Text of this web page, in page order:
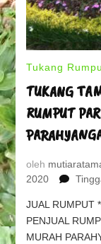
Tukang
TUKANG
RUMPUT
oleh
2020
JUAL RUMPUT
PENJUAL
MURAH